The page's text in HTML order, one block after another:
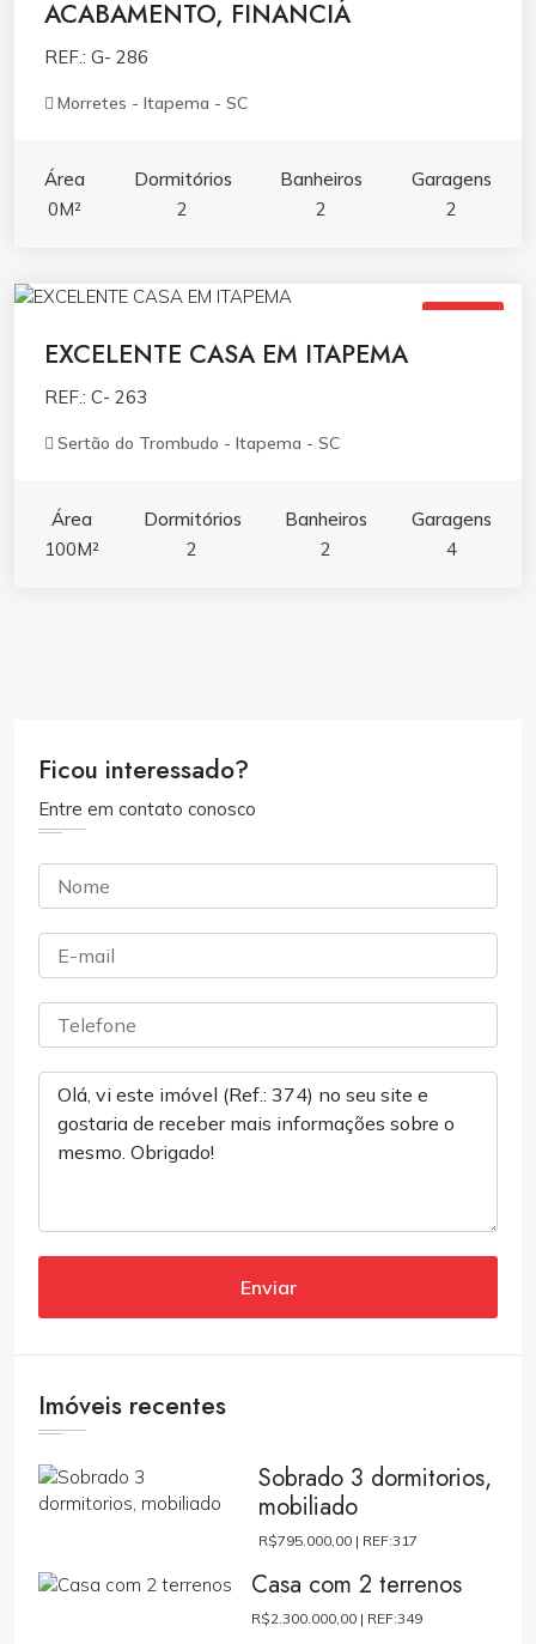
ACABAMENTO, FINANCIÁ
REF.: G- 286
Morretes - Itapema - SC
Área
0M²
Dormitórios
2
Banheiros
2
Garagens
2
EXCELENTE CASA EM ITAPEMA
REF.: C- 263
Sertão do Trombudo - Itapema - SC
Área
100M²
Dormitórios
2
Banheiros
2
Garagens
4
Ficou interessado?
Entre em contato conosco
Enviar
Imóveis recentes
Sobrado 3 dormitorios,
mobiliado
R$795.000,00 | REF:317
Casa com 2 terrenos
R$2.300.000,00 | REF:349